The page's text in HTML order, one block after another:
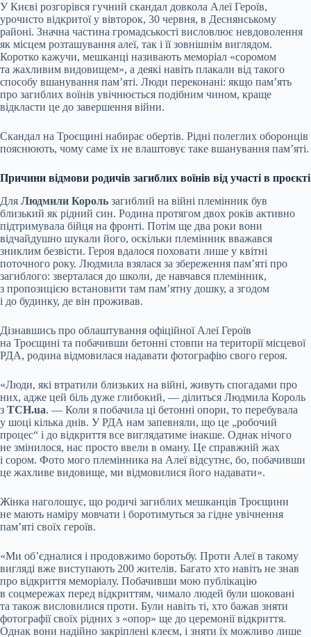
У Києві розгорівся гучний скандал довкола Алеї Героїв,
урочисто відкритої у вівторок, 30 червня, в Деснянському
районі. Значна частина громадськості висловлює невдоволення
як місцем розташування алеї, так і її зовнішнім виглядом.
Коротко кажучи, мешканці називають меморіал «соромом
та жахливим видовищем», а деякі навіть плакали від такого
способу вшанування пам’яті. Люди переконані: якщо пам’ять
про загиблих воїнів увічнюється подібним чином, краще
відкласти це до завершення війни.
Скандал на Троєщині набирає обертів. Рідні полеглих оборонців
пояснюють, чому саме їх не влаштовує таке вшанування пам’яті.
Причини відмови родичів загиблих воїнів від участі в проєкті
Для Людмили Король загиблий на війні племінник був
близький як рідний син. Родина протягом двох років активно
підтримувала бійця на фронті. Потім ще два роки вони
відчайдушно шукали його, оскільки племінник вважався
зниклим безвісти. Героя вдалося поховати лише у квітні
поточного року. Людмила взялася за збереження пам’яті про
загиблого: зверталася до школи, де навчався племінник,
з пропозицією встановити там пам’ятну дошку, а згодом
і до будинку, де він проживав.
Дізнавшись про облаштування офіційної Алеї Героїв
на Троєщині та побачивши бетонні стовпи на території місцевої
РДА, родина відмовилася надавати фотографію свого героя.
«Люди, які втратили близьких на війні, живуть спогадами про
них, адже цей біль дуже глибокий, — ділиться Людмила Король
з ТСН.ua. — Коли я побачила ці бетонні опори, то перебувала
у шоці кілька днів. У РДА нам запевняли, що це „робочий
процес“ і до відкриття все виглядатиме інакше. Однак нічого
не змінилося, нас просто ввели в оману. Це справжній жах
і сором. Фото мого племінника на Алеї відсутнє, бо, побачивши
це жахливе видовище, ми відмовилися його надавати».
Жінка наголошує, що родичі загиблих мешканців Троєщини
не мають наміру мовчати і боротимуться за гідне увічнення
пам’яті своїх героїв.
«Ми об’єдналися і продовжимо боротьбу. Проти Алеї в такому
вигляді вже виступають 200 жителів. Багато хто навіть не знав
про відкриття меморіалу. Побачивши мою публікацію
в соцмережах перед відкриттям, чимало людей були шоковані
та також висловилися проти. Були навіть ті, хто бажав зняти
фотографії своїх рідних з «опор» ще до церемонії відкриття.
Однак вони надійно закріплені клеєм, і зняти їх можливо лише